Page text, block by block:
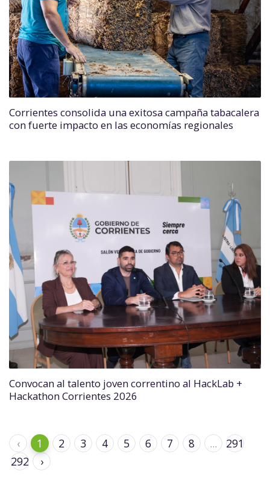
Corrientes consolida una exitosa campaña tabacalera
con fuerte impacto en las economías regionales
Convocan al talento joven correntino al HackLab +
Hackathon Corrientes 2026
‹ 1 2 3 4 5 6 7 8 ...
291
292
›